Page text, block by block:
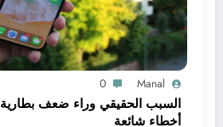
Manal
0
السبب الحقيقي وراء ضعف بطارية
أخطاء شائعة